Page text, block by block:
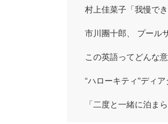
村上佳菜子「我慢で
市川團十郎、 プール
この英語ってどんな
“ハローキティ"ディ
「二度と一緒に泊ま